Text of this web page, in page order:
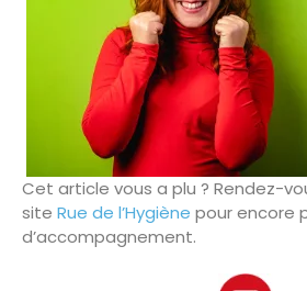
Cet article vous a plu ? Rendez-
site Rue de l’Hygiène pour encore
d’accompagnement.